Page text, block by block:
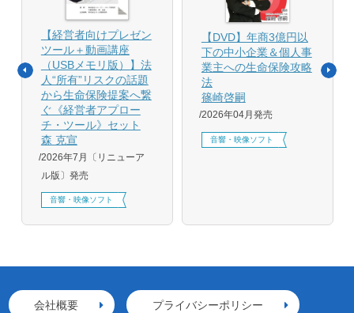
【経営者向けプレゼン
ツール＋動画講座
（USBメモリ版）】法
人“所有”リスクの話題
から生命保険提案へ繋
ぐ《経営者アプロー
チ・ツール》セット
森 克宣
2026年7月〔リニューア
ル版〕発売
音響・映像ソフト
【DVD】年商3億円以
下の中小企業＆個人事
業主への生命保険攻略
法
篠崎啓嗣
2026年04月発売
音響・映像ソフト
会社概要 プライバシーポリシー